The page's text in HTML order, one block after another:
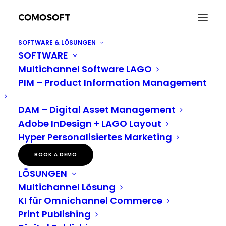
SOFTWARE & LÖSUNGEN
SOFTWARE
Multichannel Software LAGO
PIM – Product Information Management
DAM – Digital Asset Management
Adobe InDesign + LAGO Layout
Hyper Personalisiertes Marketing
BOOK A DEMO
LÖSUNGEN
Multichannel Lösung
KI für Omnichannel Commerce
Print Publishing
Klingel setzt auf LAGO
– Amortisation in knapp
drei Jahren
Mit der Umstellung seiner Katalogproduktion auf
das System LAGO von Comosoft hat das
Versandhaus Klingel Maßstäbe gesetzt:
Innerhalb der eigenen Versandhandelsgruppe
(einschließlich der Spezialversender Wenz, Mona,
Beyeler, Meyer, Diemer, Wellsana und Amara)